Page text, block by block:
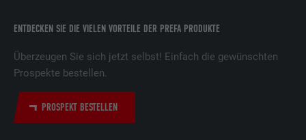
ENTDECKEN SIE DIE VIELEN VORTEILE DER PREFA PRODUKTE
Überzeugen Sie sich jetzt selbst! Einfach die gewünschten
Prospekte bestellen.
PROSPEKT BESTELLEN
präsentieren.
Name lidc